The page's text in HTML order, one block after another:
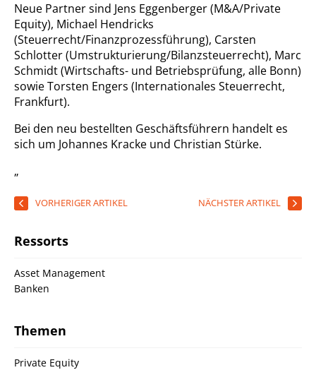
Neue Partner sind Jens Eggenberger (M&A/Private
Equity), Michael Hendricks
(Steuerrecht/Finanzprozessführung), Carsten
Schlotter (Umstrukturierung/Bilanzsteuerrecht), Marc
Schmidt (Wirtschafts- und Betriebsprüfung, alle Bonn)
sowie Torsten Engers (Internationales Steuerrecht,
Frankfurt).
Bei den neu bestellten Geschäftsführern handelt es
sich um Johannes Kracke und Christian Stürke.
„
VORHERIGER ARTIKEL NÄCHSTER ARTIKEL
Ressorts
Asset Management
Banken
Themen
Private Equity